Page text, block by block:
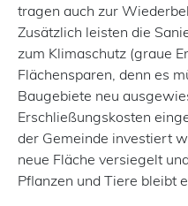
tragen auch zur
Zusätzlich leisten die
zum Klimaschutz (graue
Flächensparen, denn es
Baugebiete neu
Erschließungskosten
der Gemeinde investiert
neue Fläche versiegelt
Pflanzen und Tiere bleibt